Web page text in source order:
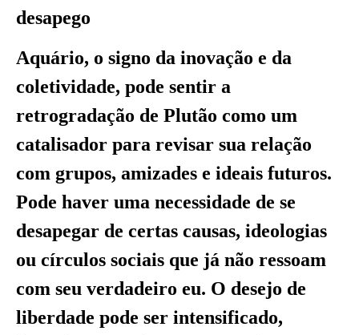
desapego
Aquário, o signo da inovação e da
coletividade, pode sentir a
retrogradação de Plutão como um
catalisador para revisar sua relação
com grupos, amizades e ideais futuros.
Pode haver uma necessidade de se
desapegar de certas causas, ideologias
ou círculos sociais que já não ressoam
com seu verdadeiro eu. O desejo de
liberdade pode ser intensificado,